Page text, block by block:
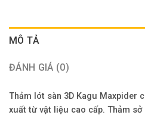
MÔ TẢ
ĐÁNH GIÁ (0)
Thảm lót sàn 3D Kagu Maxpider
xuất từ vật liệu cao cấp. Thảm